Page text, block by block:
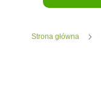
Strona główna